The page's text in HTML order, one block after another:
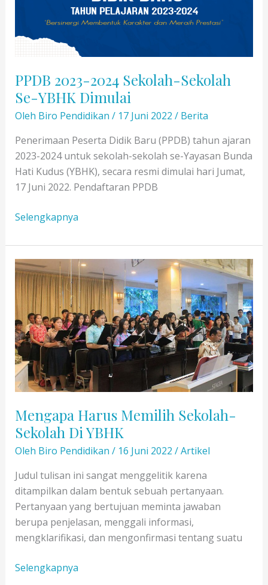
PPDB 2023-2024 Sekolah-Sekolah
Se-YBHK Dimulai
Oleh Biro Pendidikan / 17 Juni 2022 / Berita
Penerimaan Peserta Didik Baru (PPDB) tahun ajaran
2023-2024 untuk sekolah-sekolah se-Yayasan Bunda
Hati Kudus (YBHK), secara resmi dimulai hari Jumat,
17 Juni 2022. Pendaftaran PPDB
PPDB
2024
Sekolah-
Sekolah
Se-
YBHK
Dimulai
Selengkapnya
Mengapa Harus Memilih Sekolah-
Sekolah Di YBHK
Oleh Biro Pendidikan / 16 Juni 2022 /Artikel
Judul tulisan ini sangat menggelitik karena
ditampilkan dalam bentuk sebuah pertanyaan.
Pertanyaan yang bertujuan meminta jawaban
berupa penjelasan, menggali informasi,
mengklarifikasi, dan mengonfirmasi tentang suatu
Mengapa
Selengkapnya